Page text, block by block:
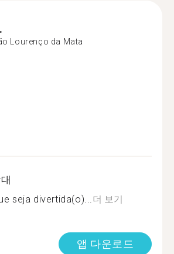
Lourenço da Mata
seja divertida(o)...더 보기
앱 다운로드